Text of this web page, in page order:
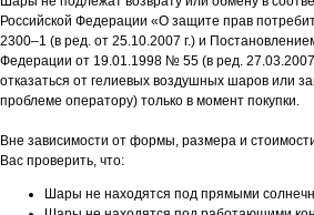
Российской Федерации «О защите прав
2300–1 (в ред. от 25.10.2007 г.) и
Федерации от 19.01.1998 № 55 (в ред.
отказаться от гелиевых воздушных шаров или
проблеме оператору) только в момент покупки.
Вне зависимости от формы, размера и
Вас проверить, что:
Шары не находятся под прямыми